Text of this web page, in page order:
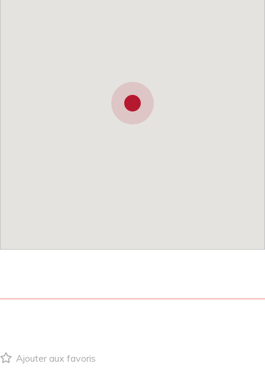
Ajouter aux favoris